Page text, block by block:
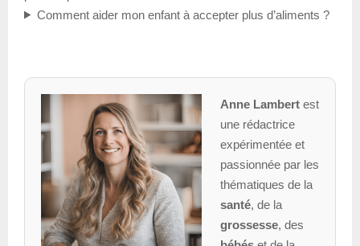
Comment aider mon enfant à accepter plus d’aliments ?
Anne Lambertest
une rédactrice
expérimentée et
passionnée par les
thématiques de la
santé, de la
grossesse, des